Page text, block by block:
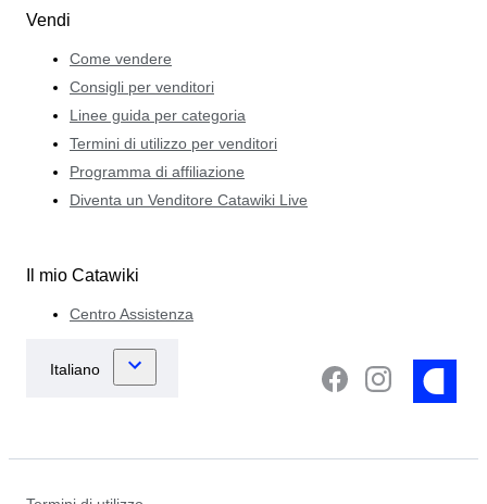
Vendi
Come vendere
Consigli per venditori
Linee guida per categoria
Termini di utilizzo per venditori
Programma di affiliazione
Diventa un Venditore Catawiki Live
Il mio Catawiki
Centro Assistenza